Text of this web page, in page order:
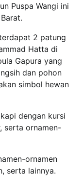
Puspa Wangi ini
2 patung
Hatta di
Gapura yang
dan pohon
simbol hewan
dengan kursi
serta ornamen-
ornamen
serta lainnya.